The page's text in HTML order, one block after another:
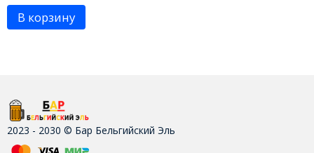
В корзину
2023 - 2030 © Бар Бельгийский Эль